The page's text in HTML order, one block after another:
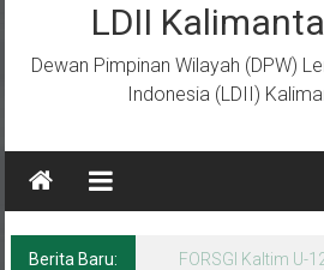
LDII
Dewan Pimpinan Wilayah (DPW)
Indonesia (LDII)
Berita Baru:
Menempa